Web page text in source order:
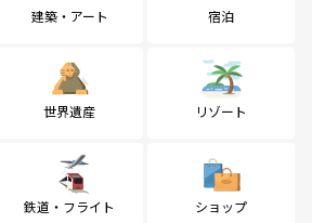
建築・アート 宿泊
世界遺産 リゾート
鉄道・フライト ショップ